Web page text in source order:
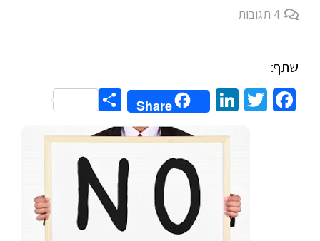
4 תגובות
שתף:
Facebook
Twitter
LinkedIn
Share
Share